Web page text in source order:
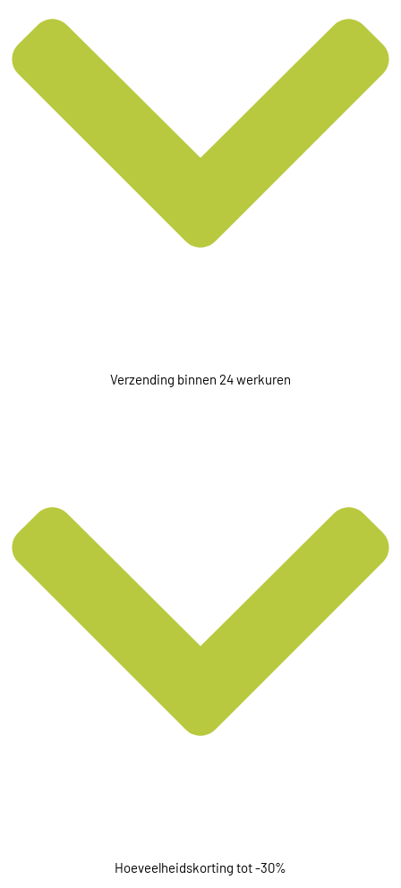
Verzending binnen 24 werkuren
Hoeveelheidskorting tot -30%